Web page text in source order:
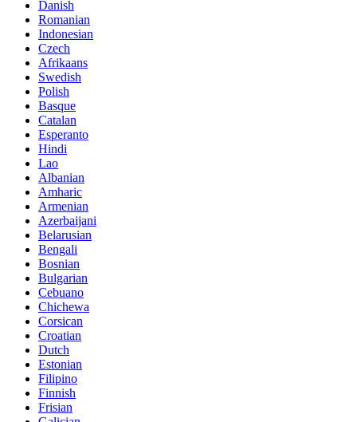
Danish
Romanian
Indonesian
Czech
Afrikaans
Swedish
Polish
Basque
Catalan
Esperanto
Hindi
Lao
Albanian
Amharic
Armenian
Azerbaijani
Belarusian
Bengali
Bosnian
Bulgarian
Cebuano
Chichewa
Corsican
Croatian
Dutch
Estonian
Filipino
Finnish
Frisian